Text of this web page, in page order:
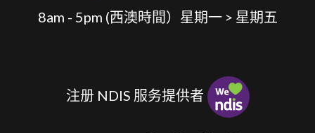
8am - 5pm (⻄澳時間）星期⼀ > 星期五
注册 NDIS 服务提供者